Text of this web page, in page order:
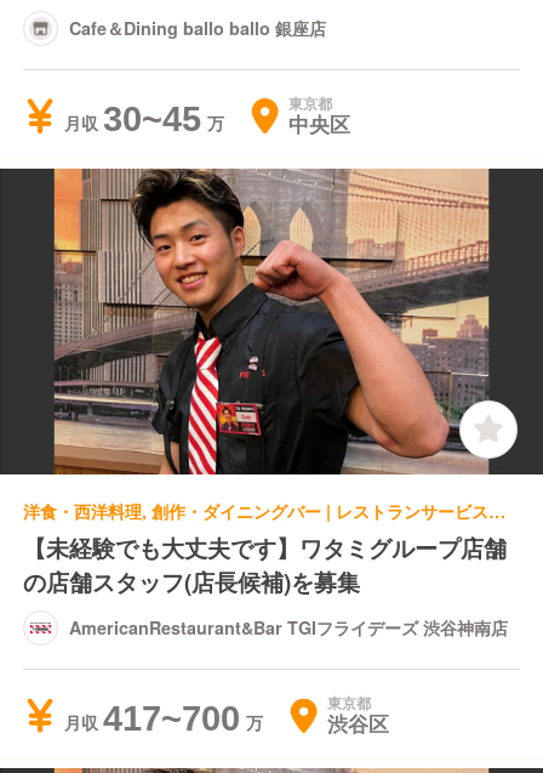
Cafe＆Dining ballo ballo 銀座店
月収 30~45 東京都
中央区
洋食・西洋料理, 創作・ダイニングバー | レストランサービス・ホールスタッフ | AmericanRestaurant&Bar TGIフライデーズ 渋谷神南店
【未経験でも大丈夫です】ワタミグループ店舗
の店舗スタッフ(店長候補)を募集
AmericanRestaurant&Bar TGIフライデーズ 渋谷神南店
月収 417~700 東京都
渋谷区